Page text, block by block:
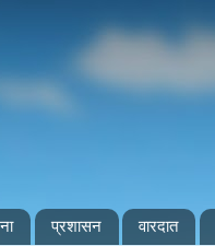
प्रशासन वारदात